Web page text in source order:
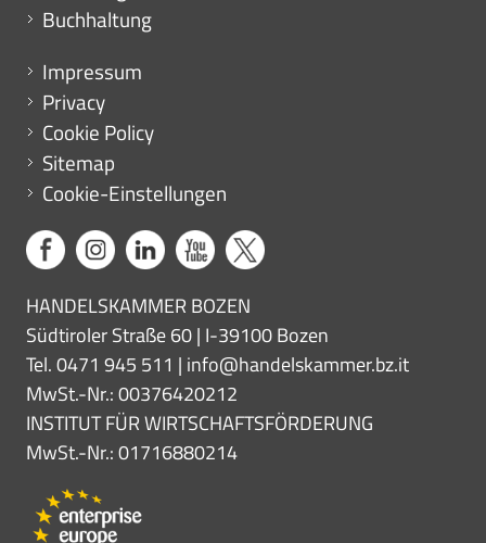
Buchhaltung
Menu footer
Impressum
Privacy
Cookie Policy
Sitemap
Cookie-Einstellungen
HANDELSKAMMER BOZEN
Südtiroler Straße 60 | I-39100 Bozen
Tel. 0471 945 511 | info@handelskammer.bz.it
MwSt.-Nr.: 00376420212
INSTITUT FÜR WIRTSCHAFTSFÖRDERUNG
MwSt.-Nr.: 01716880214